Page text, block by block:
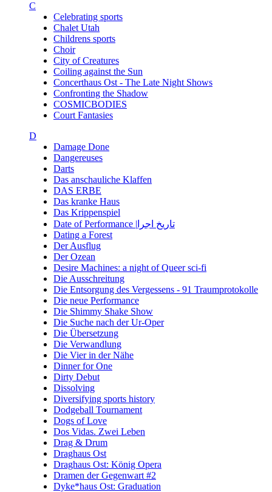
C
Celebrating sports
Chalet Utah
Childrens sports
Choir
City of Creatures
Coiling against the Sun
Concerthaus Ost - The Late Night Shows
Confronting the Shadow
COSMICBODIES
Court Fantasies
D
Damage Done
Dangereuses
Darts
Das anschauliche Klaffen
DAS ERBE
Das kranke Haus
Das Krippenspiel
Date of Performance |تاریخ اجرا
Dating a Forest
Der Ausflug
Der Ozean
Desire Machines: a night of Queer sci-fi
Die Ausschreitung
Die Entsorgung des Vergessens - 91 Traumprotokolle
Die neue Performance
Die Shimmy Shake Show
Die Suche nach der Ur-Oper
Die Übersetzung
Die Verwandlung
Die Vier in der Nähe
Dinner for One
Dirty Debut
Dissolving
Diversifying sports history
Dodgeball Tournament
Dogs of Love
Dos Vidas. Zwei Leben
Drag & Drum
Draghaus Ost
Draghaus Ost: König Opera
Dramen der Gegenwart #2
Dyke*haus Ost: Graduation